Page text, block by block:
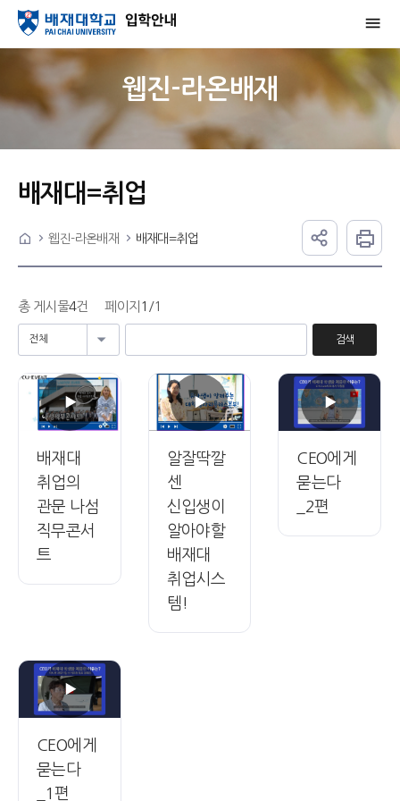
웹진-라온배재
배재대=취업
웹진-라온배재 배재대=취업
총 게시물4건 페이지 1 /1
검색
배재대
취업의
관문 나섬
직무콘서
트
알잘딱깔
센
신입생이
알아야할
배재대
취업시스
템!
CEO에게
묻는다
_2편
CEO에게
묻는다
_1편